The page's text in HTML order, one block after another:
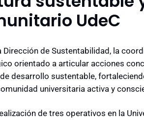
UdeC
Dirección de Sustentabilidad, la
orientado a articular acciones
desarrollo sustentable,
universitaria activa y
de tres operativos en la